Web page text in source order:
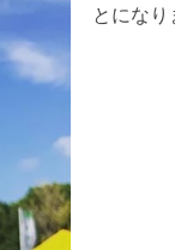
とになり